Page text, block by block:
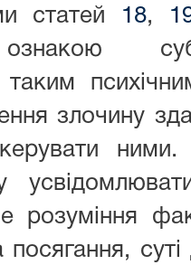
статей 18,
ознакою
таким
злочину
керувати
розуміння